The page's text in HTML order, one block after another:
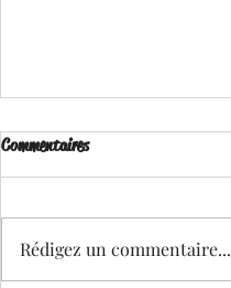
Brille pour Moi - Ena . L
Commentaires
Rédigez un commentaire...